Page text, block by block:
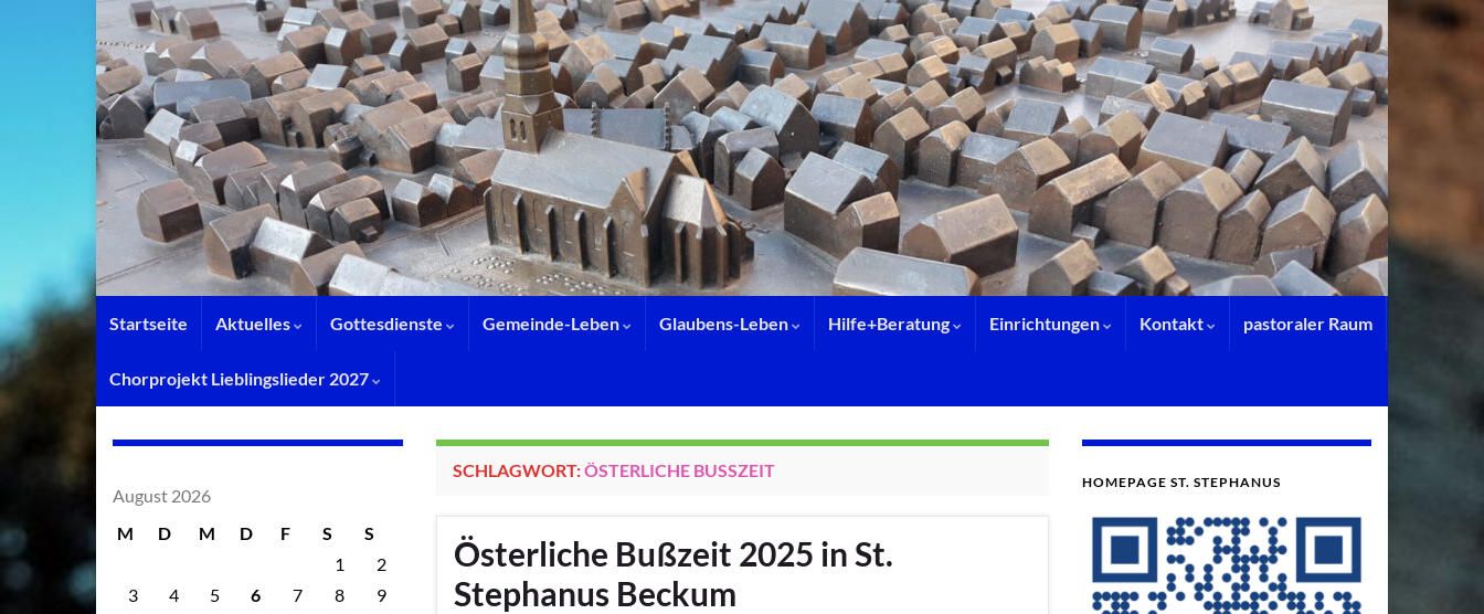
Startseite Aktuelles Gottesdienste Gemeinde-Leben Glaubens-Leben Hilfe+Beratung Einrichtungen Kontakt pastoraler Raum
Chorprojekt Lieblingslieder 2027
SCHLAGWORT:ÖSTERLICHE BUSSZEIT
Österliche Bußzeit 2025 in St.
Stephanus Beckum
August 2026
M
D M D F S
S
1
2
3
4 5 6 7 8
9
HOMEPAGE ST. STEPHANUS